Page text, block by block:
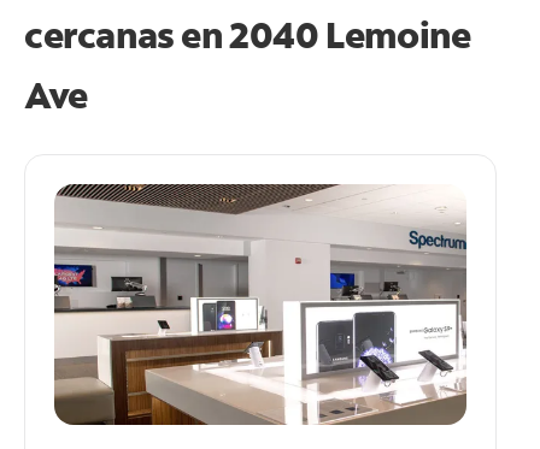
cercanas en2040 Lemoine
Ave